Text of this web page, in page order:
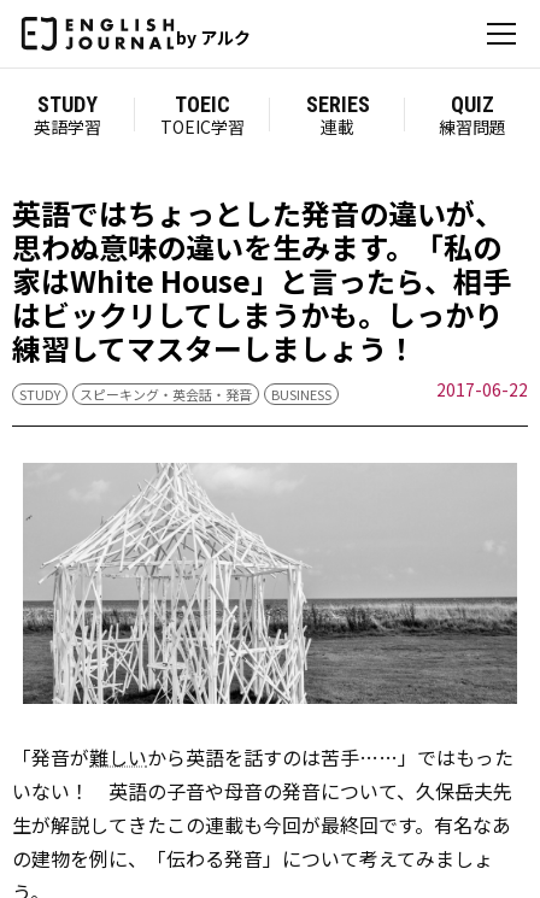
by アルク
STUDY
英語学習
TOEIC
TOEIC学習
SERIES
連載
QUIZ
練習問題
英語ではちょっとした発音の違いが、
思わぬ意味の違いを生みます。「私の
家はWhite House」と言ったら、相手
はビックリしてしまうかも。しっかり
練習してマスターしましょう！
STUDY スピーキング・英会話・発音 BUSINESS 2017-06-22
「発音が難しいから英語を話すのは苦手……」ではもった
いない！ 英語の子音や母音の発音について、久保岳夫先
生が解説してきたこの連載も今回が最終回です。有名なあ
の建物を例に、「伝わる発音」について考えてみましょ
う。